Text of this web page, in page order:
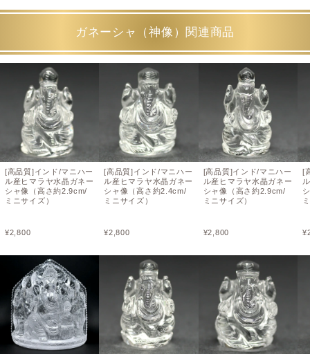
ガネーシャ（神像）関連商品
[高品質]インド/マニハー
ル産ヒマラヤ水晶ガネー
シャ像（高さ約2.9cm/
ミニサイズ）
¥2,800
[高品質]インド/マニハー
ル産ヒマラヤ水晶ガネー
シャ像（高さ約2.4cm/
ミニサイズ）
¥2,800
[高品質]インド/マニハー
ル産ヒマラヤ水晶ガネー
シャ像（高さ約2.9cm/
ミニサイズ）
¥2,800
[
¥